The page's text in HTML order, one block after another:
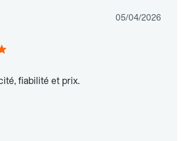
05/04/2026
fiabilité et prix.